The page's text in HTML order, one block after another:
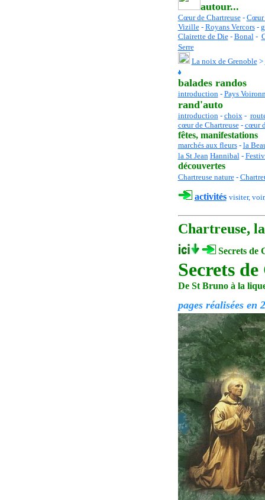
autour...
Cœur de Chartreuse- Cœur
Vizille- Royans Vercors-
Clairette de Die- Bonal-
Serre
La noix de Grenoble>
balades randos
introduction - Pays
rand'auto
introduction- choix-
cœur de Chartreuse- cœur
fêtes, manifestations
marchés aux fleurs- la
la St Jean Hannibal-
découvertes
Chartreuse nature-
activités visiter,
Chartreuse,
Secrets de
Secrets
De St Bruno à la
pages réalisées en